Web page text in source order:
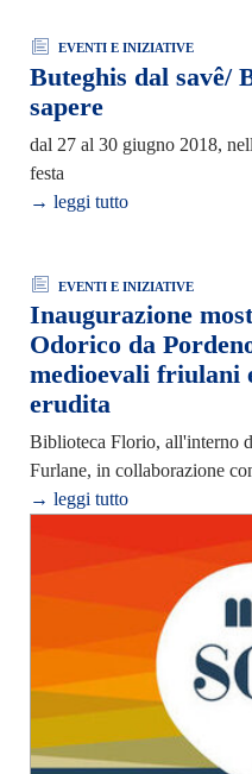
EVENTI E INIZIATIVE
Buteghis dal savê/
sapere
dal 27 al 30 giugno 2018,
festa
→ leggi tutto
EVENTI E INIZIATIVE
Inaugurazione
Odorico da
medioevali friulani
erudita
Biblioteca Florio, all'interno
Furlane, in collaborazione
→ leggi tutto